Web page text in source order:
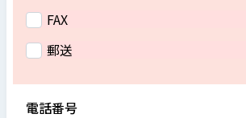
FAX
郵送
電話番号